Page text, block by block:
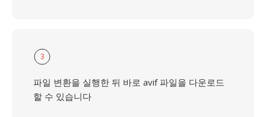
3
파일 변환을 실행한 뒤 바로 avif 파일을 다운로드
할 수 있습니다